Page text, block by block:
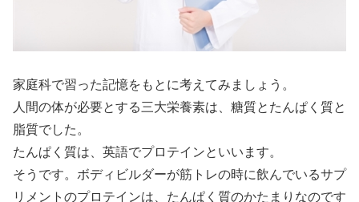
家庭科で習った記憶をもとに考えてみましょう。
人間の体が必要とする三大栄養素は、糖質とたんぱく質と
脂質でした。
たんぱく質は、英語でプロテインといいます。
そうです。ボディビルダーが筋トレの時に飲んでいるサプ
リメントのプロテインは、たんぱく質のかたまりなのです